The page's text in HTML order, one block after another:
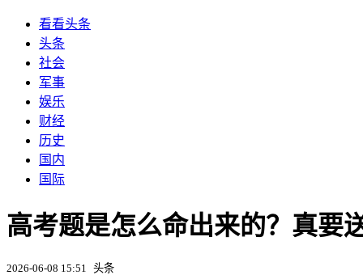
看看头条
头条
社会
军事
娱乐
财经
历史
国内
国际
高考题是怎么命出来的？真要
2026-06-08 15:51 头条